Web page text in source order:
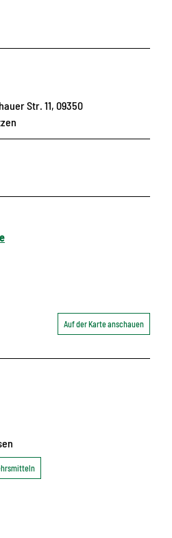
Str. 11, 09350
Auf der Karte anschauen